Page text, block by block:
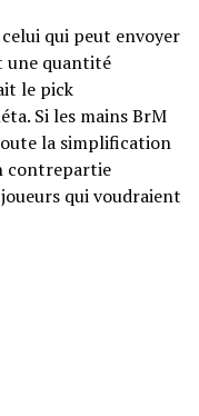
qui peut envoyer
une quantité
le pick
Si les mains BrM
la simplification
contrepartie
qui voudraient